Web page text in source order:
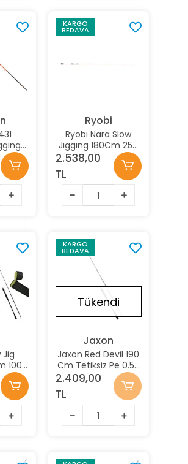
Jig
250
KARGO
BEDAVA
Ryobi
Ryobı Nara Slow
Jıggıng 180Cm 250
Atarlı Jig Kamışı
2.538,00
TL
Jig
100-
4
KARGO
BEDAVA Stokta Yok
Tükendi
Jaxon
Jaxon Red Devil 190
Cm Tetiksiz Pe 0.5-
1.2 Jig Kamışı
2.409,00
TL